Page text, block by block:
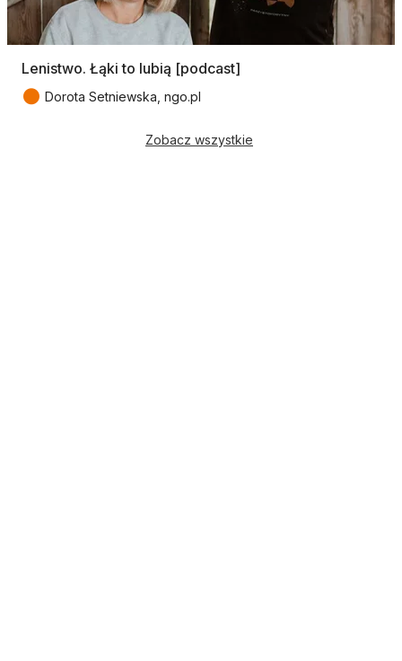
Lenistwo. Łąki to lubią [podcast]
● Dorota Setniewska, ngo.pl
Zobacz wszystkie